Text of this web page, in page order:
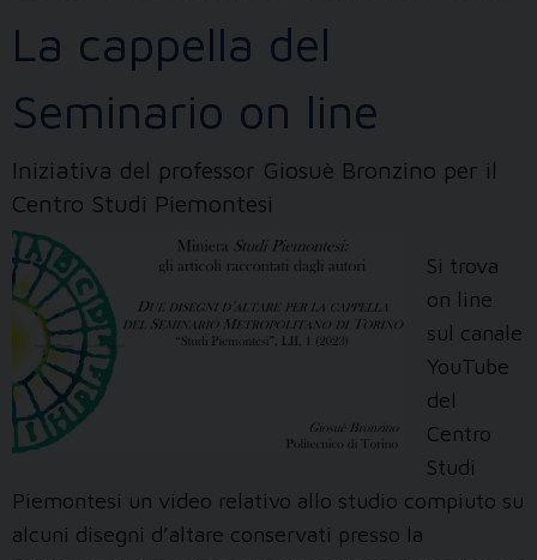
La cappella del
Seminario on line
Iniziativa del professor Giosuè Bronzino per il
Centro Studi Piemontesi
Si trova
on line
sul canale
YouTube
del
Centro
Studi
Piemontesi un video relativo allo studio compiuto su
alcuni disegni d’altare conservati presso la